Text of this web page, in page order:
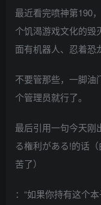
最近看完喷神第190
个饥渴游戏文化的毁
面有机器人、忍着恐
不要管那些，一脚油
个管理员就行了。
最后引用一句今天刚
る権利がある!的话
苦了）
：“如果你持有这个